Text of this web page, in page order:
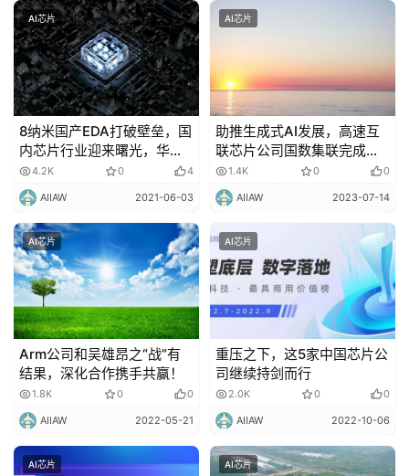
AI芯片
8纳米国产EDA打破壁垒，国
内芯片行业迎来曙光，华为
居功至伟！
4.2K 0 4
AIIAW 2021-06-03
AI芯片
助推生成式AI发展，高速互
联芯片公司国数集联完成数
千万元天使轮融资
1.4K 0 0
AIIAW 2023-07-14
AI芯片
Arm公司和吴雄昂之“战”有
结果，深化合作携手共赢！
1.8K 0 0
AIIAW 2022-05-21
AI芯片
重压之下，这5家中国芯片公
司继续持剑而行
2.0K 0 0
AIIAW 2022-10-06
AI芯片 AI芯片